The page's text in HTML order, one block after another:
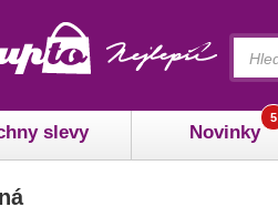
slevy Novinky
5